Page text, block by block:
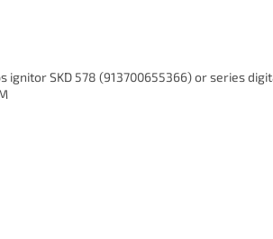
ignitor SKD 578 (913700655366) or series